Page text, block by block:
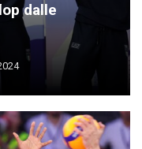
dalle